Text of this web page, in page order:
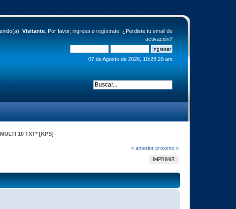
Visitante. Por favor, ingresao regístrate. ¿Perdiste tu email de
activación?
07 de Agosto de 2026, 10:28:20 am
10 TXT* [KPS]
« anterior próximo »
IMPRIMIR